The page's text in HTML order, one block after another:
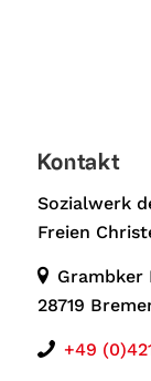
Kontakt
Sozialwerk
Freien
Grambker
28719
+49